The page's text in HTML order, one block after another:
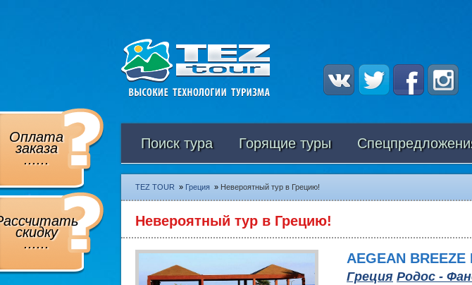
Оплата
заказа
......
скидку
......
Поиск тура Горящие туры
TEZ TOUR » Греция » Невероятный тур в Грецию!
Невероятный тур в Грецию!
AEGEAN BREEZE
Греция Родос -